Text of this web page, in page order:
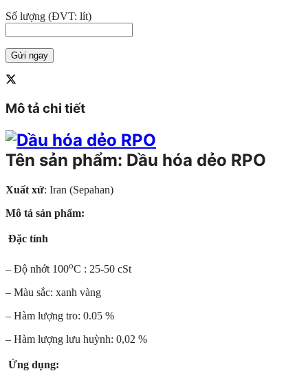
Số lượng (ĐVT: lít)
Mô tả chi tiết
Tên sản phẩm: Dầu hóa dẻo RPO
Xuất xứ: Iran (Sepahan)
Mô tả sản phẩm:
Đặc tính
– Độ nhớt 100oC : 25-50 cSt
– Màu sắc: xanh vàng
– Hàm lượng tro: 0.05 %
– Hàm lượng lưu huỳnh: 0,02 %
Ứng dụng: